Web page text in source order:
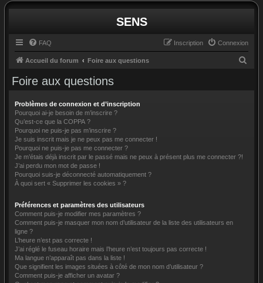
SENS
FAQ Connexion
Inscription
Accueil du forum Foire aux questions
Foire aux questions
Problèmes de connexion et d’inscription
Pourquoi ai-je besoin de m’inscrire ?
Qu’est-ce que la COPPA ?
Pourquoi ne puis-je pas m’inscrire ?
Je suis inscrit mais je ne peux pas me connecter !
Pourquoi ne puis-je pas me connecter ?
Je m’étais déjà inscrit par le passé mais ne peux à présent plus me connecter ?!
J’ai perdu mon mot de passe !
Pourquoi suis-je déconnecté automatiquement ?
À quoi sert « Supprimer les cookies » ?
Préférences et paramètres des utilisateurs
Comment puis-je modifier mes paramètres ?
Comment puis-je masquer mon nom d’utilisateur de la liste des utilisateurs en
ligne ?
L’heure n’est pas correcte !
J’ai réglé le fuseau horaire mais l’heure n’est toujours pas correcte !
Ma langue n’apparaît pas dans la liste !
Que signifient les images situées à côté de mon nom d’utilisateur ?
Comment puis-je afficher un avatar ?